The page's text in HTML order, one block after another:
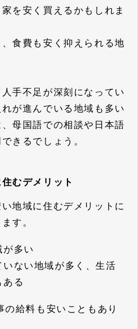
を安く買えるかもしれま
食費も安く抑えられる地
手不足が深刻になってい
が進んでいる地域も多い
母国語での相談や日本語
きるでしょう。
むデメリット
地域に住むデメリットに
す。
が多い
ない地域が多く、生活
ある
給料も安いこともあり